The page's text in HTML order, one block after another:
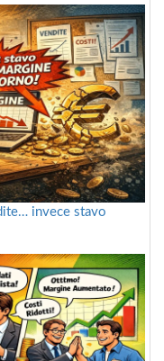
invece stavo